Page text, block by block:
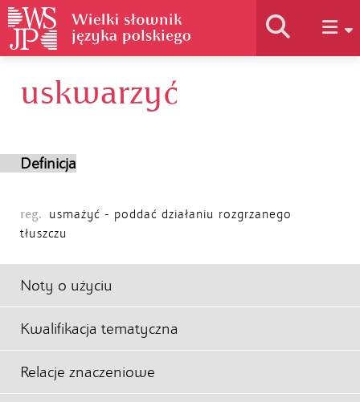
Historia słownika
uskwarzyć
Definicja
reg.
usmażyć - poddać działaniu rozgrzanego
tłuszczu
Noty o użyciu
Kwalifikacja tematyczna
Relacje znaczeniowe